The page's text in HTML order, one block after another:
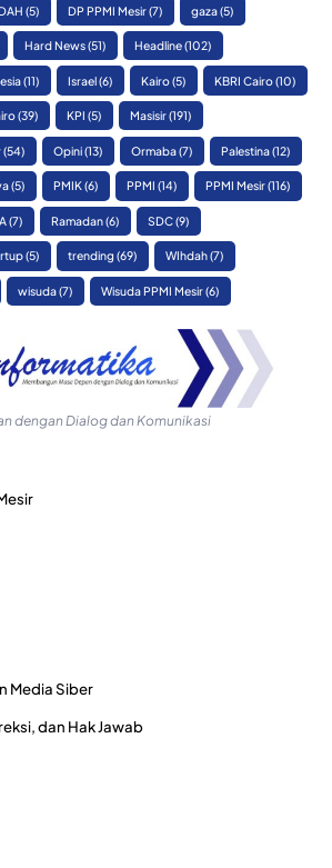
(5) DP PPMI Mesir(7) gaza(5)
Hard News(51) Headline(102)
(11) Israel(6) Kairo(5) KBRI Cairo(10)
(39) KPI (5) Masisir(191)
(54) Opini(13) Ormaba(7) Palestina(12)
(5) PMIK(6) PPMI (14) PPMI Mesir(116)
(7) Ramadan(6) SDC(9)
(5) trending (69) WIhdah(7)
wisuda(7) Wisuda PPMI Mesir(6)
dengan Dialog dan Komunikasi
Media Siber
dan Hak Jawab